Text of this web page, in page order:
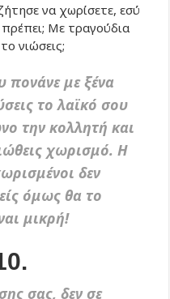
να χωρίσετε, εσύ
Με τραγούδια
νιώσεις;
πονάνε με ξένα
το λαϊκό σου
την κολλητή και
χωρισμό. Η
δεν
όμως θα το
μικρή!
σας, δεν σε